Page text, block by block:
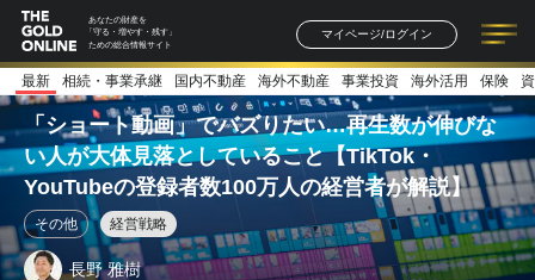
あなたの財産を
「守る・増やす・残す」
ための総合情報サイト
マイページ/ログイン
記事一覧 連載一覧
著者一覧 書籍一覧
最新 相続・事業承継 国内不動産 海外不動産 事業投資 海外活用 保険
「ショート動画」でバズりたい…再生数が伸びな
い人が大体見落としていること【TikTok・
YouTubeの登録者数100万人の経営者が解説】
その他 経営戦略
長野 雅樹